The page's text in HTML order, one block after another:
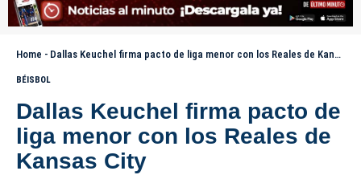
Home - Dallas Keuchel firma pacto de liga menor con los Reales de Kansas City
BÉISBOL
Dallas Keuchel firma pacto de
liga menor con los Reales de
Kansas City